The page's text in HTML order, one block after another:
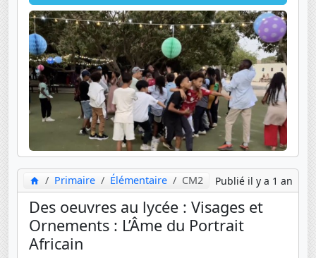
Primaire Élémentaire CM2 Publié il y a 1 an
Des oeuvres au lycée : Visages et
Ornements : L’Âme du Portrait
Africain